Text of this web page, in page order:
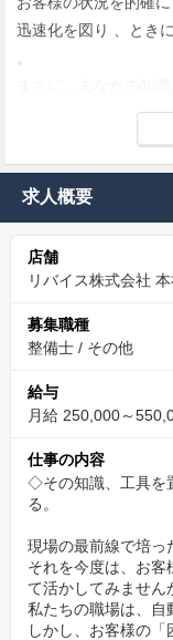
迅速化を図り 、とき
。
ースを組み合わせる
整備工場の双方から
別です。
『プロ集団』と
長環境
私たちは、少数精鋭
。
一人ひとりの裁量が
大企業にはないフラ
ながら、主体的に仕
『声』を『価値
あなたとお客様との
その一つ一つが「
タとして傾向値が分
この分析結果は、ク
やサービス改善に活
求人概要
店舗
リバイス株式会社 本
募集職種
整備士 / その他
給与
月給 250,000～
仕事の内容
◇その知識、工具を
る。
現場の最前線で培っ
それを今度は、お客
て活かしてみません
私たちの職場は、自
しかし、お客様の「